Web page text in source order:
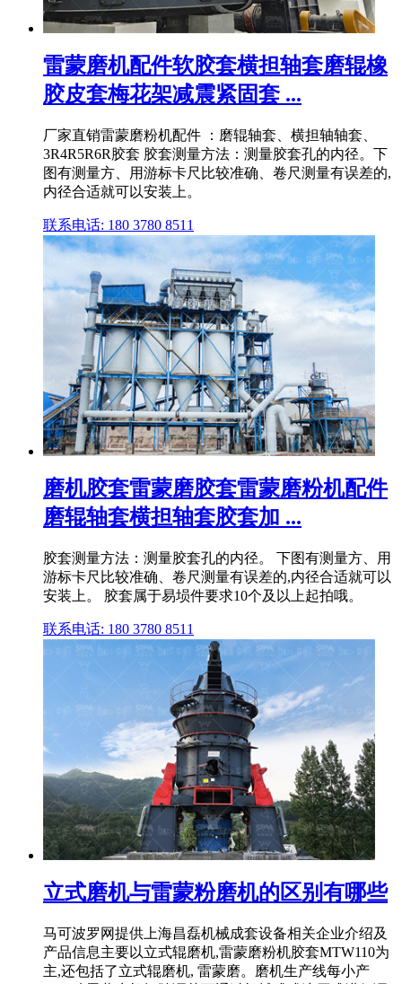
雷蒙磨机配件软胶套横担轴套磨辊橡
胶皮套梅花架减震紧固套 ...
厂家直销雷蒙磨粉机配件 ：磨辊轴套、横担轴轴套、
3R4R5R6R胶套 胶套测量方法：测量胶套孔的内径。下
图有测量方、用游标卡尺比较准确、卷尺测量有误差的,
内径合适就可以安装上。
联系电话: 180 3780 8511
磨机胶套雷蒙磨胶套雷蒙磨粉机配件
磨辊轴套横担轴套胶套加 ...
胶套测量方法：测量胶套孔的内径。 下图有测量方、用
游标卡尺比较准确、卷尺测量有误差的,内径合适就可以
安装上。 胶套属于易埙件要求10个及以上起拍哦。
联系电话: 180 3780 8511
立式磨机与雷蒙粉磨机的区别有哪些
马可波罗网提供上海昌磊机械成套设备相关企业介绍及
产品信息主要以立式辊磨机,雷蒙磨粉机胶套MTW110为
主,还包括了立式辊磨机, 雷蒙磨。磨机生产线每小产